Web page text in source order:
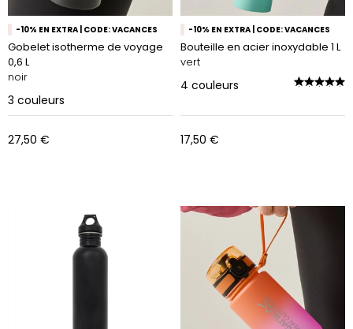
-10% EN EXTRA | CODE: VACANCES
Gobelet isotherme de voyage
0,6 L
noir
3 couleurs
27,50 €
-10% EN EXTRA | CODE: VACANCES
Bouteille en acier inoxydable 1 L
vert
4 couleurs
17,50 €